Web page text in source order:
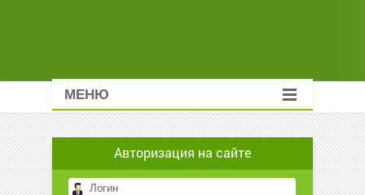
МЕНЮ
Авторизация на сайте